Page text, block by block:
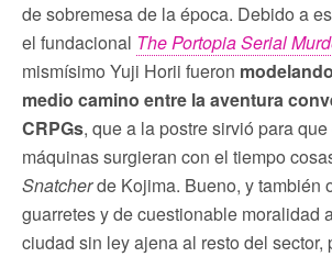
de sobremesa de la época. Debido a
el fundacional The Portopia Serial
mismísimo Yuji Horii fueron
medio camino entre la aventura
CRPGs, que a la postre sirvió para
máquinas surgieran con el tiempo
Snatcherde Kojima. Bueno, y también
guarretes y de cuestionable moralidad
ciudad sin ley ajena al resto del sector,